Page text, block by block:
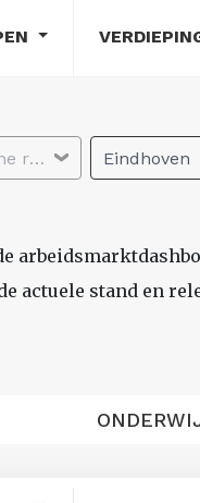
Selecteer economische regio Eindhoven
actuele stand en